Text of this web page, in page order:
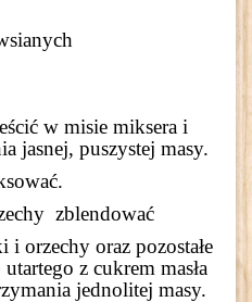
w misie miksera i
jasnej, puszystej masy.
zblendować
i orzechy oraz pozostałe
z cukrem masła
jednolitej masy.